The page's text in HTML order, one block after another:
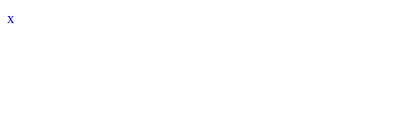
x